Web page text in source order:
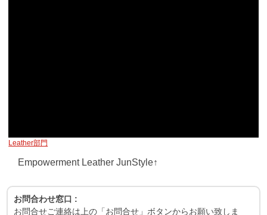
Leather部門
Empowerment Leather JunStyle↑
お問合わせ窓口 :
お問合せご連絡は上の「お問合せ」ボタンからお願い致しま